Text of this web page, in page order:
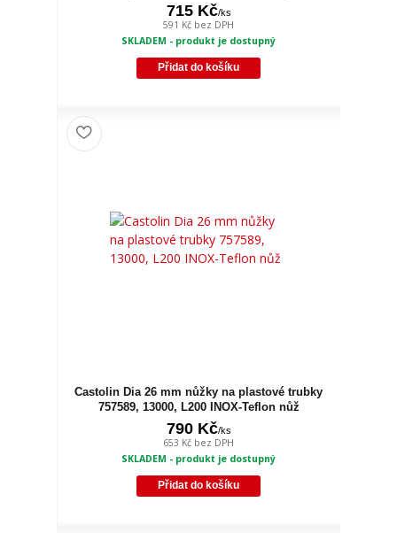
715 Kč/ks
591 Kč bez DPH
SKLADEM - produkt je dostupný
Přidat do košíku
Castolin Dia 26 mm nůžky na plastové trubky
757589, 13000, L200 INOX-Teflon nůž
790 Kč/ks
653 Kč bez DPH
SKLADEM - produkt je dostupný
Přidat do košíku